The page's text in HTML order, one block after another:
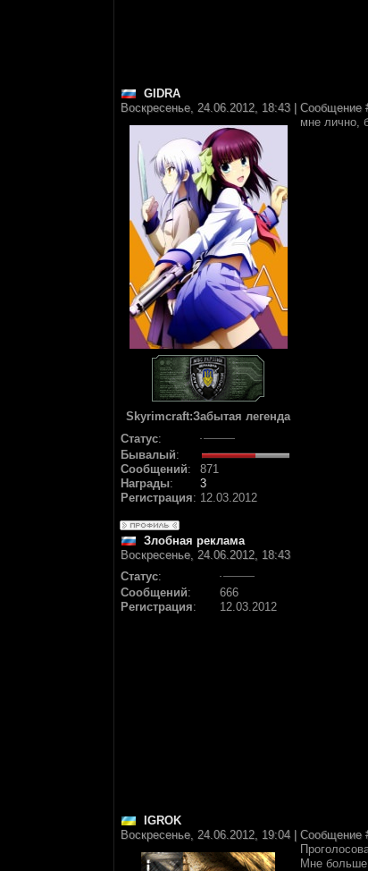
GIDRA
Воскресенье, 24.06.2012, 18:43 | Сообщение
Skyrimcraft:Забытая легенда
Статус:
Бывалый:
Сообщений:
871
Награды:
3
Регистрация: 12.03.2012
мне лично,
Злобная реклама
Воскресенье, 24.06.2012, 18:43
Статус:
Сообщений:
666
Регистрация: 12.03.2012
IGROK
Воскресенье, 24.06.2012, 19:04 | Сообщение
Мне больше